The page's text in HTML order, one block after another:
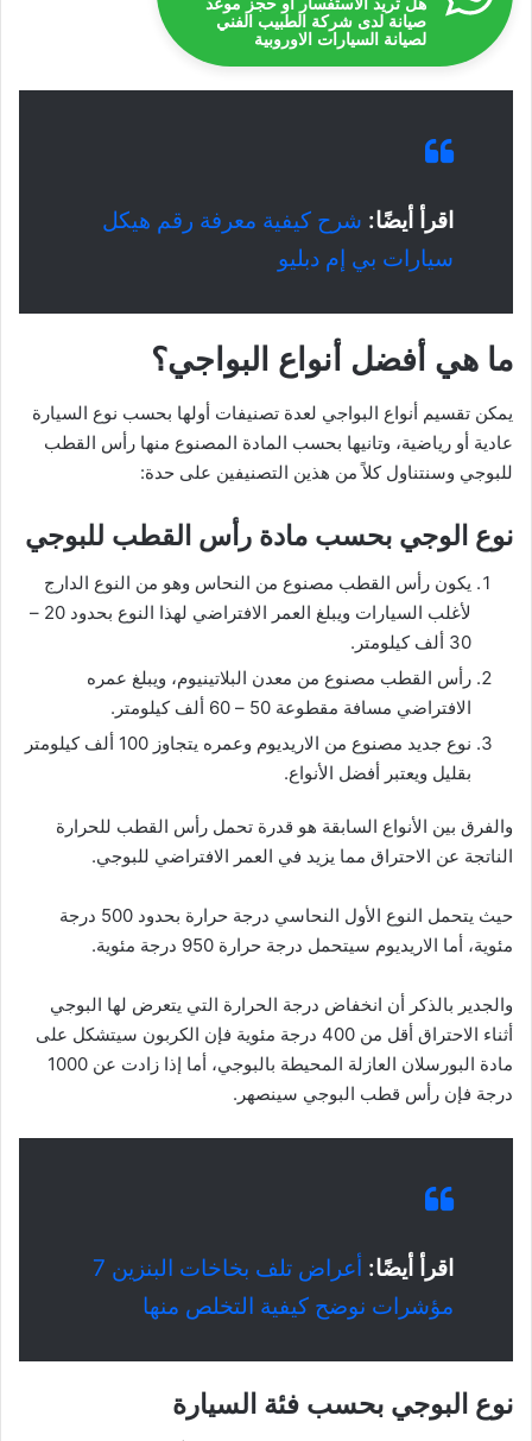
هل تريد الاستفسار أو حجز موعد
صيانة لدى شركة الطبيب الفني
لصيانة السيارات الاوروبية
اقرأ أيضًا: شرح كيفية معرفة رقم هيكل
سيارات بي إم دبليو
ما هي أفضل أنواع البواجي؟
يمكن تقسيم أنواع البواجي لعدة تصنيفات أولها بحسب نوع السيارة
عادية أو رياضية، وتانيها بحسب المادة المصنوع منها رأس القطب
للبوجي وسنتناول كلاً من هذين التصنيفين على حدة:
نوع الوجي بحسب مادة رأس القطب للبوجي
يكون رأس القطب مصنوع من النحاس وهو من النوع الدارج
لأغلب السيارات ويبلغ العمر الافتراضي لهذا النوع بحدود 20 –
30 ألف كيلومتر.
رأس القطب مصنوع من معدن البلاتينيوم، ويبلغ عمره
الافتراضي مسافة مقطوعة 50 – 60 ألف كيلومتر.
نوع جديد مصنوع من الاريديوم وعمره يتجاوز 100 ألف كيلومتر
بقليل ويعتبر أفضل الأنواع.
والفرق بين الأنواع السابقة هو قدرة تحمل رأس القطب للحرارة
الناتجة عن الاحتراق مما يزيد في العمر الافتراضي للبوجي.
حيث يتحمل النوع الأول النحاسي درجة حرارة بحدود 500 درجة
مئوية، أما الاريديوم سيتحمل درجة حرارة 950 درجة مئوية.
والجدير بالذكر أن انخفاض درجة الحرارة التي يتعرض لها البوجي
أثناء الاحتراق أقل من 400 درجة مئوية فإن الكربون سيتشكل على
مادة البورسلان العازلة المحيطة بالبوجي، أما إذا زادت عن 1000
درجة فإن رأس قطب البوجي سينصهر.
اقرأ أيضًا:
أعراض تلف بخاخات البنزين 7
مؤشرات نوضح كيفية التخلص منها
نوع البوجي بحسب فئة السيارة